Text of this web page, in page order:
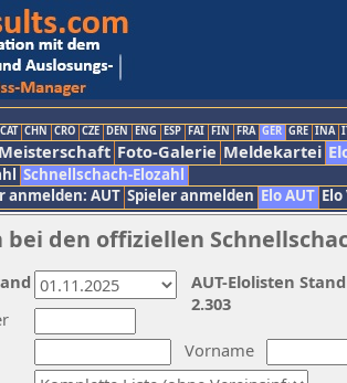
CAT CHN CRO CZE DEN ENG ESP FAI FIN FRA GER GRE INA
Meisterschaft Foto-Galerie Meldekartei
Schnellschach-Elozahl
anmelden: AUT Spieler anmelden Elo AUT
den offiziellen
Vorname
AUT-Elolisten
2.303